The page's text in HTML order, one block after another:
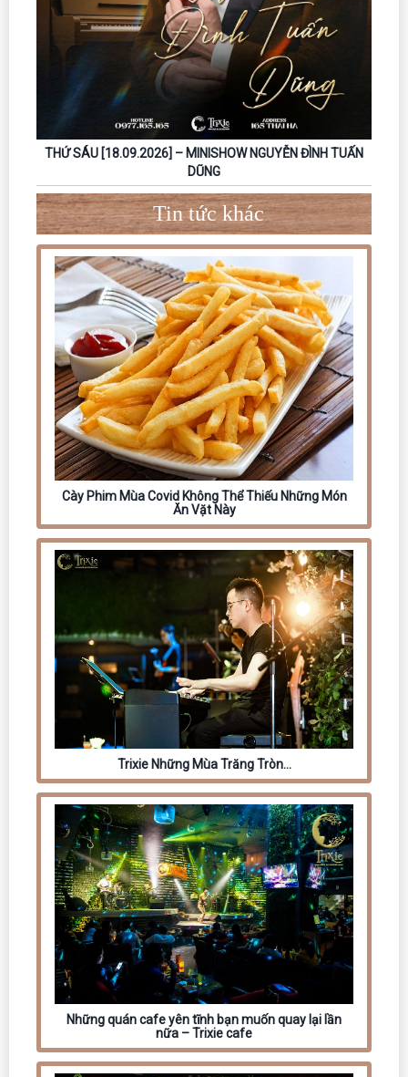
THỨ SÁU [18.09.2026] – MINISHOW NGUYỄN ĐÌNH TUẤN
DŨNG
Tin tức khác
Cày Phim Mùa Covid Không Thể Thiếu Những Món
Ăn Vặt Này
Trixie Những Mùa Trăng Tròn…
Những quán cafe yên tĩnh bạn muốn quay lại lần
nữa – Trixie cafe